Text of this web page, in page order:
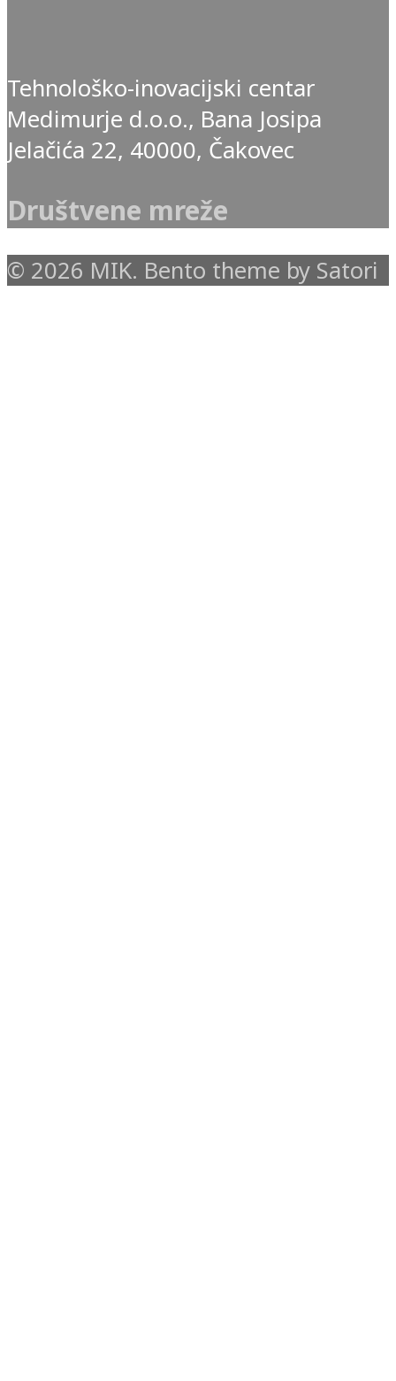
Tehnološko-inovacijski centar
Medimurje d.o.o., Bana Josipa
Jelačića 22, 40000, Čakovec
Društvene mreže
© 2026 MIK. Bento theme by Satori